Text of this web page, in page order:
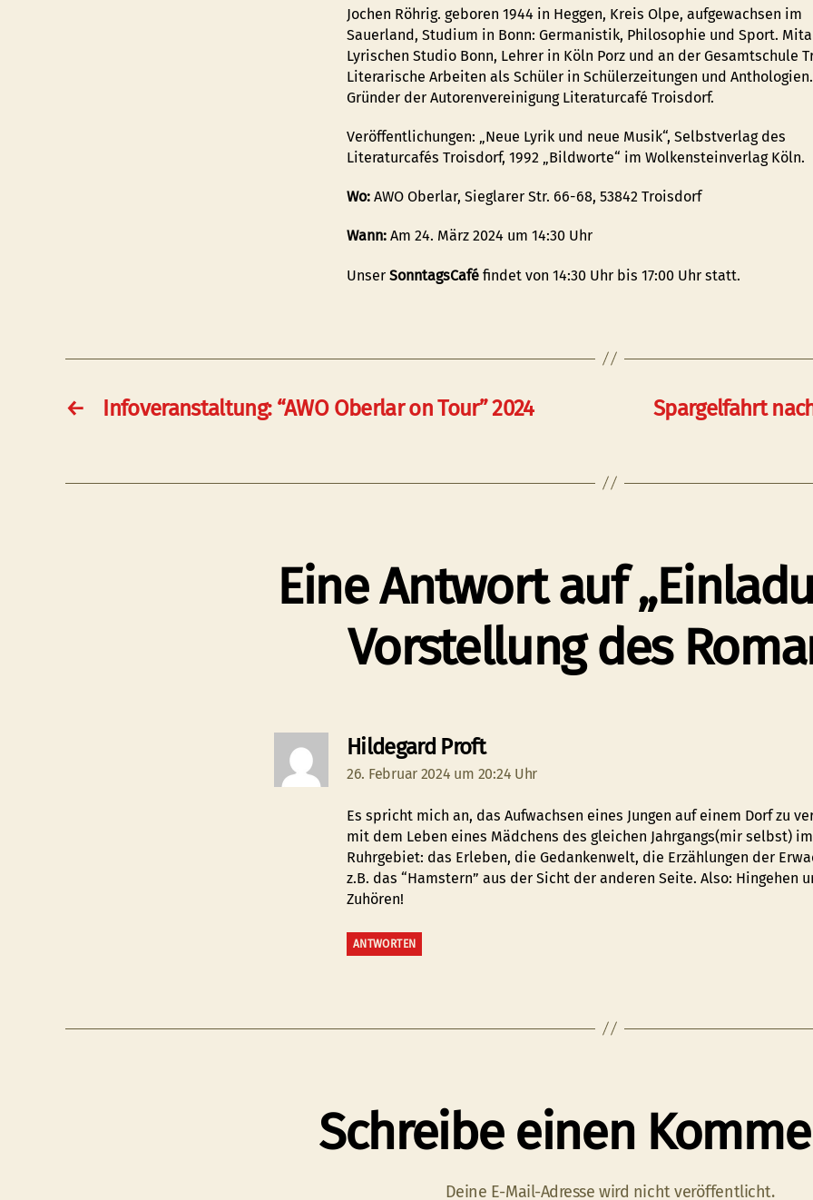
Jochen Röhrig. geboren 1944 in Heggen, Kreis Olpe, aufgewachsen im
Sauerland, Studium in Bonn: Germanistik, Philosophie und Sport.
Lyrischen Studio Bonn, Lehrer in Köln Porz und an der Gesamtschule
Literarische Arbeiten als Schüler in Schülerzeitungen und
Gründer der Autorenvereinigung Literaturcafé Troisdorf.
Veröffentlichungen: „Neue Lyrik und neue Musik“, Selbstverlag des
Literaturcafés Troisdorf, 1992 „Bildworte“ im Wolkensteinverlag Köln.
Wo: AWO Oberlar, Sieglarer Str. 66-68, 53842 Troisdorf
Wann: Am 24. März 2024 um 14:30 Uhr
Unser SonntagsCafé findet von 14:30 Uhr bis 17:00 Uhr statt.
← Infoveranstaltung: “AWO Oberlar on Tour” 2024 Spargelfahrt
Eine Antwort auf
Vorstellung des
Hildegard Proftsagt:
26. Februar 2024 um 20:24 Uhr
Es spricht mich an, das Aufwachsen eines Jungen auf einem Dorf zu
mit dem Leben eines Mädchens des gleichen Jahrgangs(mir selbst) im
Ruhrgebiet: das Erleben, die Gedankenwelt, die Erzählungen der
z.B. das “Hamstern” aus der Sicht der anderen Seite. Also: Hingehen
Zuhören!
ANTWORTEN
Schreibe einen
Deine E-Mail-Adresse wird nicht veröffentlicht.